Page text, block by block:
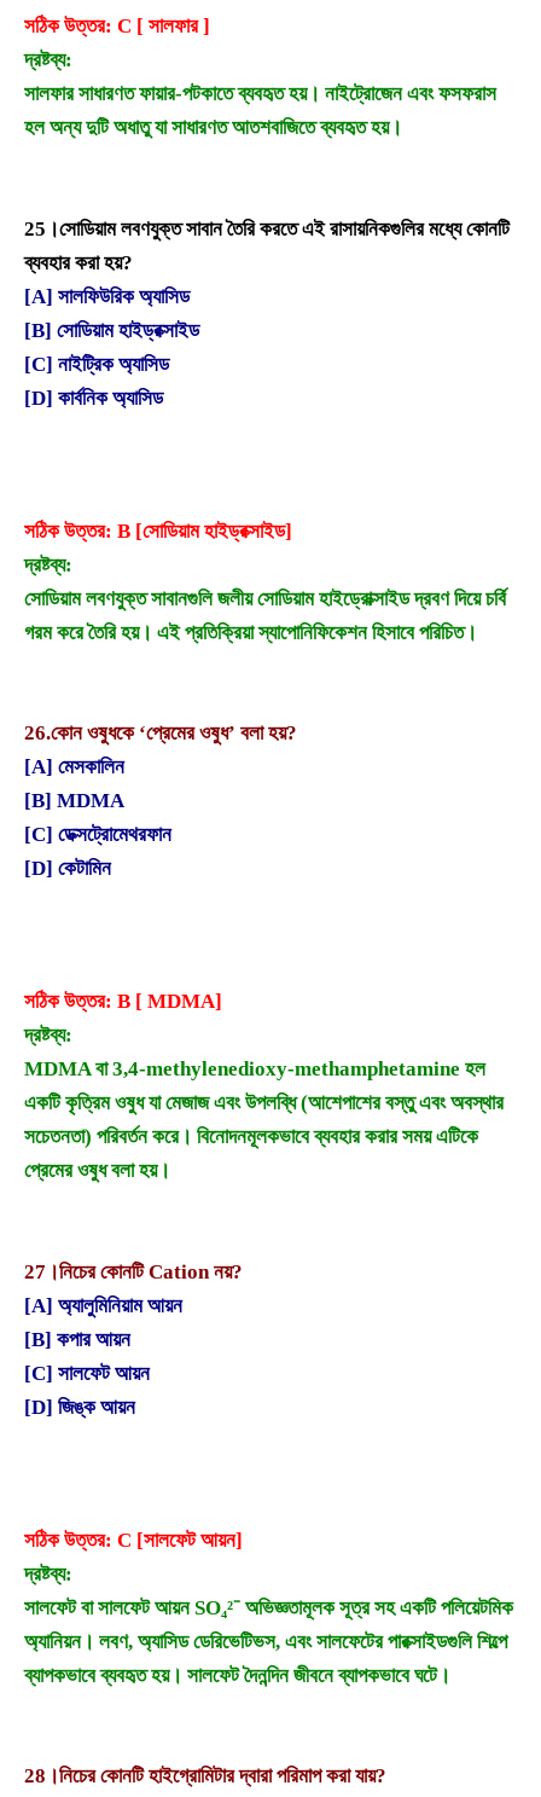
সঠিক উত্তর: C [ সালফার ]
দ্রষ্টব্য:
সালফার সাধারণত ফায়ার-পটকাতে ব্যবহৃত হয়। নাইট্রোজেন এবং ফসফরাস
হল অন্য দুটি অধাতু যা সাধারণত আতশবাজিতে ব্যবহৃত হয়।
25।সোডিয়াম লবণযুক্ত সাবান তৈরি করতে এই রাসায়নিকগুলির মধ্যে কোনটি
ব্যবহার করা হয়?
[A] সালফিউরিক অ্যাসিড
[B] সোডিয়াম হাইড্রক্সাইড
[C] নাইট্রিক অ্যাসিড
[D] কার্বনিক অ্যাসিড
সঠিক উত্তর: B [সোডিয়াম হাইড্রক্সাইড]
দ্রষ্টব্য:
সোডিয়াম লবণযুক্ত সাবানগুলি জলীয় সোডিয়াম হাইড্রোক্সাইড দ্রবণ দিয়ে চর্বি
গরম করে তৈরি হয়। এই প্রতিক্রিয়া স্যাপোনিফিকেশন হিসাবে পরিচিত।
26.কোন ওষুধকে ‘প্রেমের ওষুধ’ বলা হয়?
[A] মেসকালিন
[B] MDMA
[C] ডেক্সট্রোমেথরফান
[D] কেটামিন
সঠিক উত্তর: B [ MDMA]
দ্রষ্টব্য:
MDMA বা 3,4-methylenedioxy-methamphetamine হল
একটি কৃত্রিম ওষুধ যা মেজাজ এবং উপলব্ধি (আশেপাশের বস্তু এবং অবস্থার
সচেতনতা) পরিবর্তন করে। বিনোদনমূলকভাবে ব্যবহার করার সময় এটিকে
প্রেমের ওষুধ বলা হয়।
27।নিচের কোনটি Cation নয়?
[A] অ্যালুমিনিয়াম আয়ন
[B] কপার আয়ন
[C] সালফেট আয়ন
[D] জিঙ্ক আয়ন
সঠিক উত্তর: C [সালফেট আয়ন]
দ্রষ্টব্য:
সালফেট বা সালফেট আয়ন SO₄²⁻ অভিজ্ঞতামূলক সূত্র সহ একটি পলিয়েটমিক
অ্যানিয়ন। লবণ, অ্যাসিড ডেরিভেটিভস, এবং সালফেটের পারক্সাইডগুলি শিল্পে
ব্যাপকভাবে ব্যবহৃত হয়। সালফেট দৈনন্দিন জীবনে ব্যাপকভাবে ঘটে।
28।নিচের কোনটি হাইগ্রোমিটার দ্বারা পরিমাপ করা যায়?